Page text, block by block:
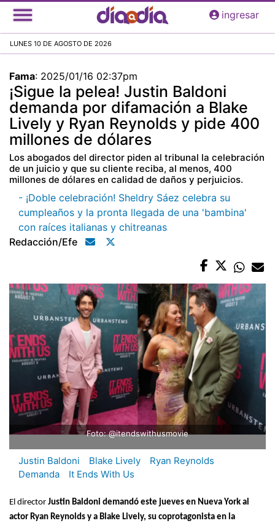
Pasar
al
principal
ingresar
LUNES 10 DE AGOSTO DE 2026
Fama: 2025/01/16 02:37pm
¡Sigue la pelea! Justin Baldoni
demanda por difamación a Blake
Lively y Ryan Reynolds y pide 400
millones de dólares
Los abogados del director piden al tribunal la celebración
de un juicio y que su cliente reciba, al menos, 400
millones de dólares en calidad de daños y perjuicios.
- ¡Doble celebración! Sheldry Sáez celebra su
cumpleaños y la pronta llegada de una 'bambina'
con raíces italianas y chitreanas
Redacción/efe
Foto: @itendswithusmovie
Justin Baldoni Blake Lively
Ryan Reynolds
Demanda
It Ends With Us
El director Justin Baldoni demandó este jueves en Nueva York al
actor Ryan Reynolds y a Blake Lively, su coprotagonista en la